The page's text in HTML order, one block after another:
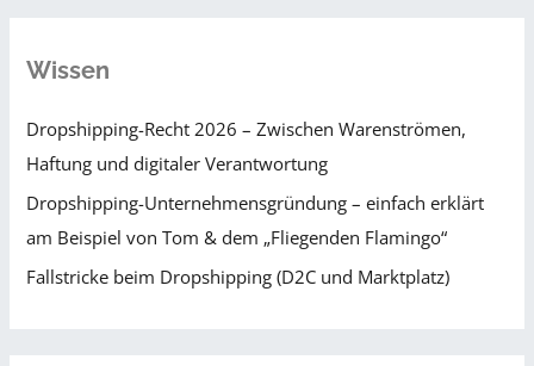
Wissen
Dropshipping-Recht 2026 – Zwischen Warenströmen,
Haftung und digitaler Verantwortung
Dropshipping-Unternehmensgründung – einfach erklärt
am Beispiel von Tom & dem „Fliegenden Flamingo“
Fallstricke beim Dropshipping (D2C und Marktplatz)